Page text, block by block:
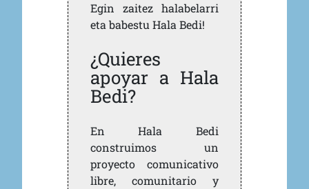
Egin zaitez halabelarri
eta babestu Hala Bedi!
¿Quieres
apoyar a Hala
Bedi?
En Hala Bedi
construimos un
proyecto comunicativo
libre, comunitario y